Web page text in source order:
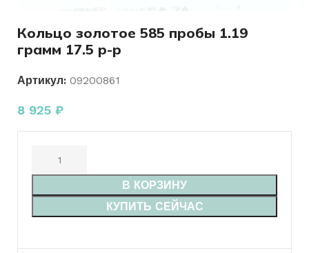
Кольцо золотое 585 пробы 1.19
грамм 17.5 р-р
Артикул: 09200861
8 925 ₽
В КОРЗИНУ
КУПИТЬ СЕЙЧАС